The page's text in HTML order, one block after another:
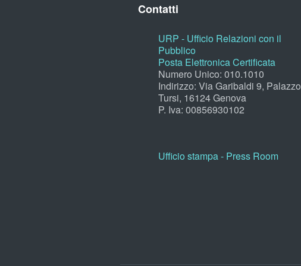
Contatti
URP - Ufficio Relazioni con il
Pubblico
Posta Elettronica Certificata
Numero Unico: 010.1010
Indirizzo: Via Garibaldi 9, Palazzo
Tursi, 16124 Genova
P. Iva: 00856930102
Ufficio stampa - Press Room